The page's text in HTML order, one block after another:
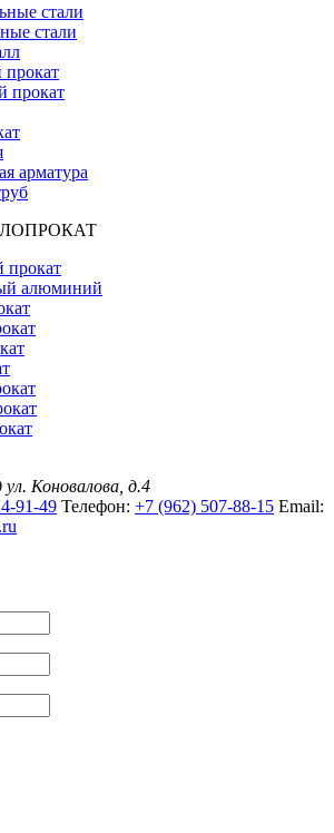
стали
стали
прокат
арматура
алюминий
ул. Коновалова, д.4
91-49 Телефон: +7 (962) 507-88-15 Email: